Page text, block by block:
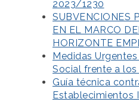
2023/1230
SUBVENCIONES
EN EL MARCO
HORIZONTE
Medidas
Social frente a
Guía técnica
Establecimientos